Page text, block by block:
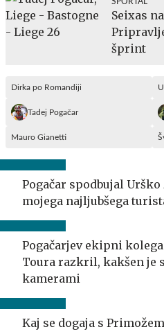
Seixas
šprint
Dirka po Romandiji
Tadej Pogačar
Mauro Gianetti
Pogačar spodbujal
mojega najljubšega
Pogačarjev ekipni
Toura razkril, kakšen je
kamerami
Kaj se dogaja s